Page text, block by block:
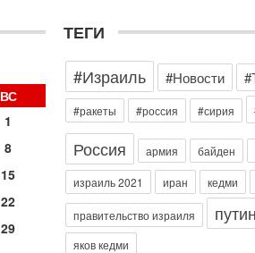
ВС
1
8
15
22
29
ТЕГИ
#Израиль
#Новости
#ракеты #россия #сирия
Россия армия байден
израиль 2021 иран кедми
правительство израиля путин
яков кедми